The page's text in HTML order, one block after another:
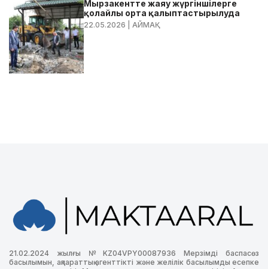
Мырзакентте жаяу жүргіншілерге
қолайлы орта қалыптастырылуда
22.05.2026 | АЙМАҚ
21.02.2024 жылғы №KZ04VPY00087936 Мерзімді баспасөз
басылымын, ақпараттық агенттікті және желілік басылымды есепке